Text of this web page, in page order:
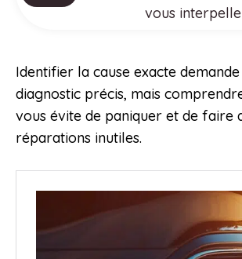
vous
Identifier la cause exacte
diagnostic précis, mais
vous évite de paniquer et de faire
réparations inutiles.